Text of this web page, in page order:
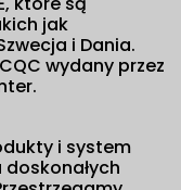
jak
i Dania.
wydany przez
i system